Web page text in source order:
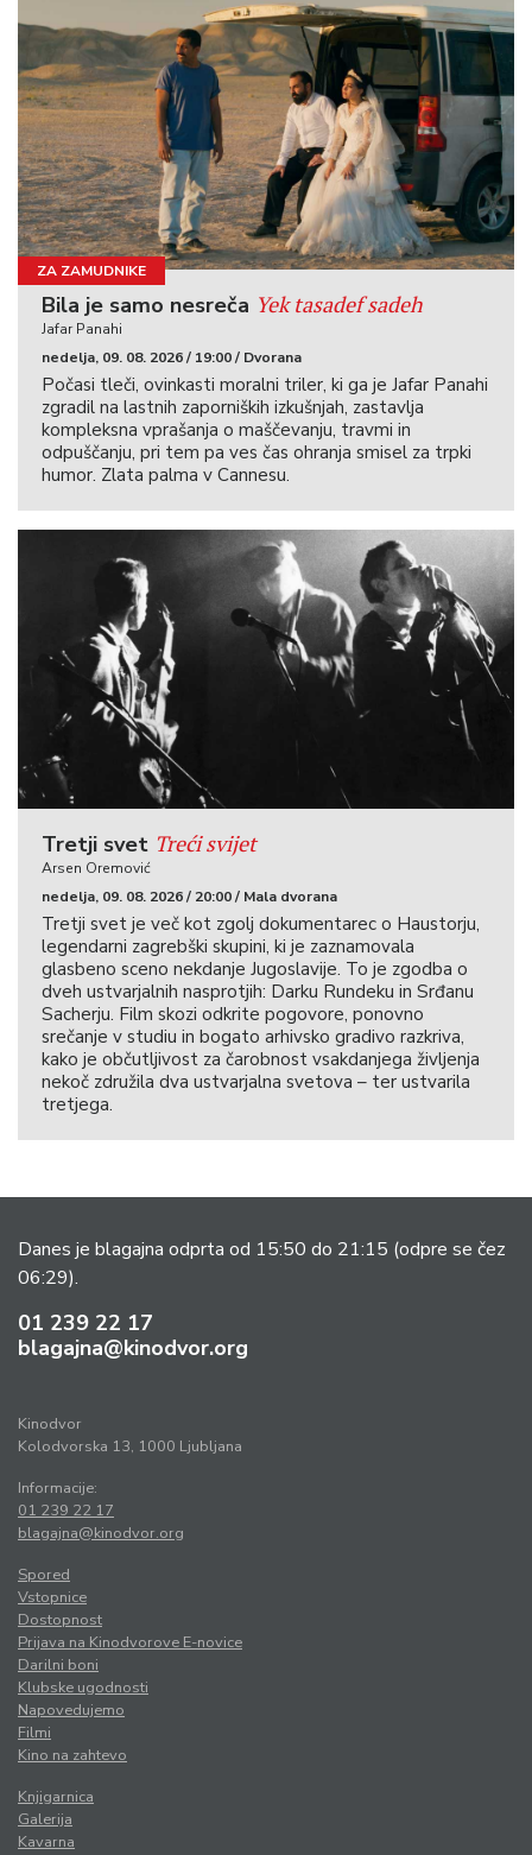
ZA ZAMUDNIKE
Bila je samo nesreča Yek tasadef sadeh
Jafar Panahi
nedelja, 09. 08. 2026 / 19:00 / Dvorana
Počasi tleči, ovinkasti moralni triler, ki ga je Jafar Panahi
zgradil na lastnih zaporniških izkušnjah, zastavlja
kompleksna vprašanja o maščevanju, travmi in
odpuščanju, pri tem pa ves čas ohranja smisel za trpki
humor. Zlata palma v Cannesu.
Tretji svet Treći svijet
Arsen Oremović
nedelja, 09. 08. 2026 / 20:00 / Mala dvorana
Tretji svet je več kot zgolj dokumentarec o Haustorju,
legendarni zagrebški skupini, ki je zaznamovala
glasbeno sceno nekdanje Jugoslavije. To je zgodba o
dveh ustvarjalnih nasprotjih: Darku Rundeku in Srđanu
Sacherju. Film skozi odkrite pogovore, ponovno
srečanje v studiu in bogato arhivsko gradivo razkriva,
kako je občutljivost za čarobnost vsakdanjega življenja
nekoč združila dva ustvarjalna svetova – ter ustvarila
tretjega.
Danes je blagajna odprta od 15:50 do 21:15 (odpre se čez
06:29).
01 239 22 17
blagajna@kinodvor.org
Kinodvor
Kolodvorska 13, 1000 Ljubljana
Informacije:
01 239 22 17
blagajna@kinodvor.org
Spored
Vstopnice
Dostopnost
Prijava na Kinodvorove E-novice
Darilni boni
Klubske ugodnosti
Napovedujemo
Filmi
Kino na zahtevo
Knjigarnica
Galerija
Kavarna